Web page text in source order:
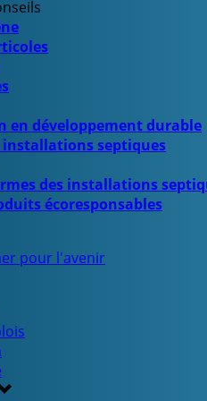
en développement durable
installations septiques
des installations
écoresponsables